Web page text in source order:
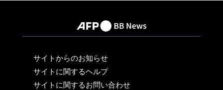
サイトからのお知らせ
サイトに関するヘルプ
サイトに関するお問い合わせ